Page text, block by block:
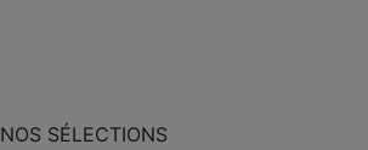
NOS SÉLECTIONS